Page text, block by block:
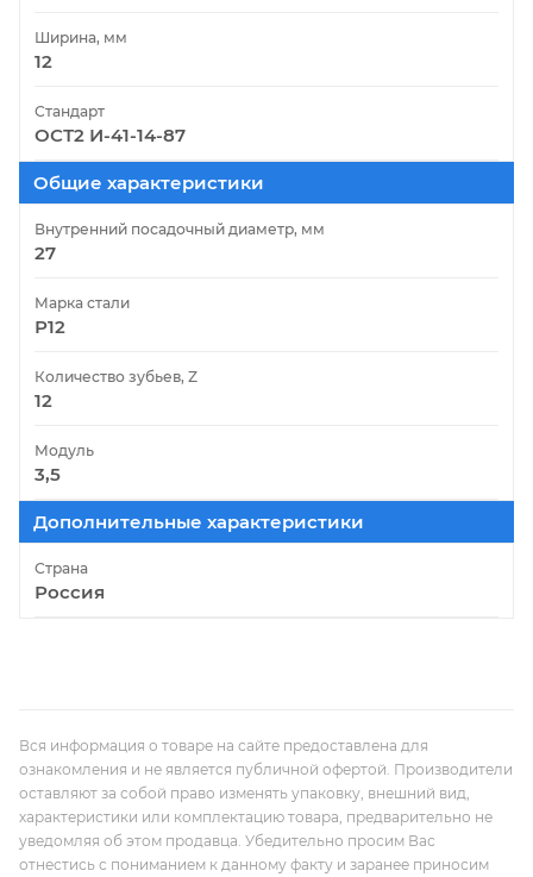
Ширина, мм
12
Стандарт
ОСТ2 И-41-14-87
Общие характеристики
Внутренний посадочный диаметр, мм
27
Марка стали
Р12
Количество зубьев, Z
12
Модуль
3,5
Дополнительные характеристики
Страна
Россия
Вся информация о товаре на сайте предоставлена для
ознакомления и не является публичной офертой. Производители
оставляют за собой право изменять упаковку, внешний вид,
характеристики или комплектацию товара, предварительно не
уведомляя об этом продавца. Убедительно просим Вас
отнестись с пониманием к данному факту и заранее приносим